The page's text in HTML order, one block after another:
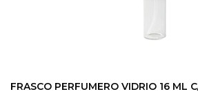
FRASCO PERFUMERO VIDRIO 16 ML